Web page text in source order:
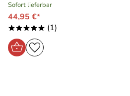
Sofort lieferbar
44,95 €*
***** (1)